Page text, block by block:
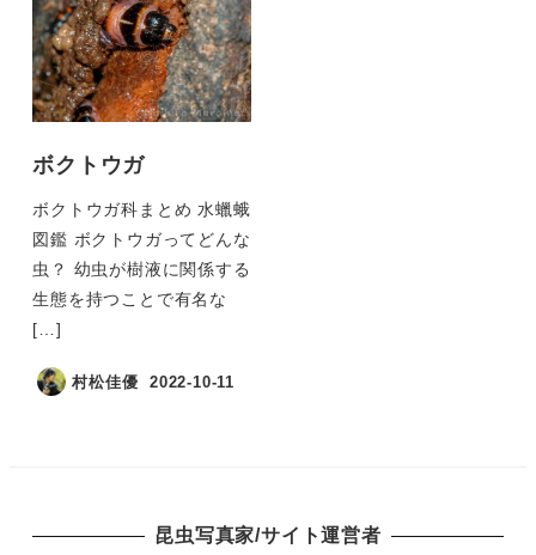
ボクトウガ
ボクトウガ科まとめ 水蠟蛾
図鑑 ボクトウガってどんな
虫？ 幼虫が樹液に関係する
生態を持つことで有名な
[…]
村松佳優 2022-10-11
昆虫写真家/サイト運営者